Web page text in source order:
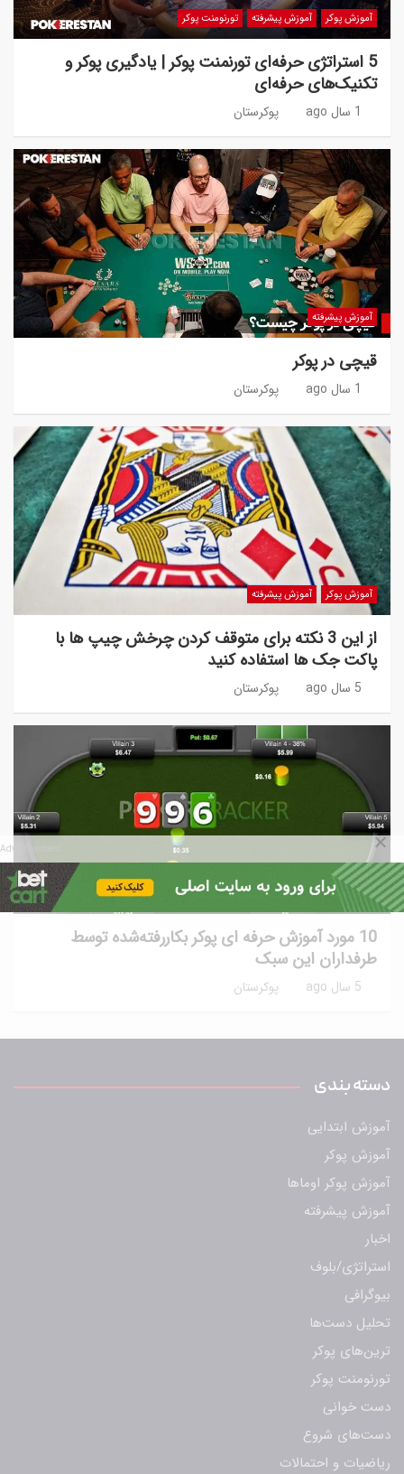
آموزش پوکر آموزش پیشرفته تورنومنت پوکر
5 استراتژی حرفه‌ای تورنمنت پوکر | یادگیری پوکر و
تکنیک‌های حرفه‌ای
1 سال ago پوکرستان
آموزش پیشرفته
قیچی در پوکر
1 سال ago پوکرستان
آموزش پوکر آموزش پیشرفته
از این 3 نکته برای متوقف کردن چرخش چیپ ها با
پاکت جک ها استفاده کنید
5 سال ago پوکرستان
آموزش پوکر آموزش پیشرفته نکات و ترفندها
10 مورد آموزش حرفه ای پوکر بکاررفته‌شده توسط
طرفداران این سبک
5 سال ago پوکرستان
دسته بندی
آموزش ابتدایی
آموزش پوکر
آموزش پوکر اوماها
آموزش پیشرفته
اخبار
استراتژی/بلوف
بیوگرافی
تحلیل دست‌ها
ترین‌های پوکر
تورنومنت پوکر
دست خوانی
دست‌های شروع
ریاضیات و احتمالات
Advertisement